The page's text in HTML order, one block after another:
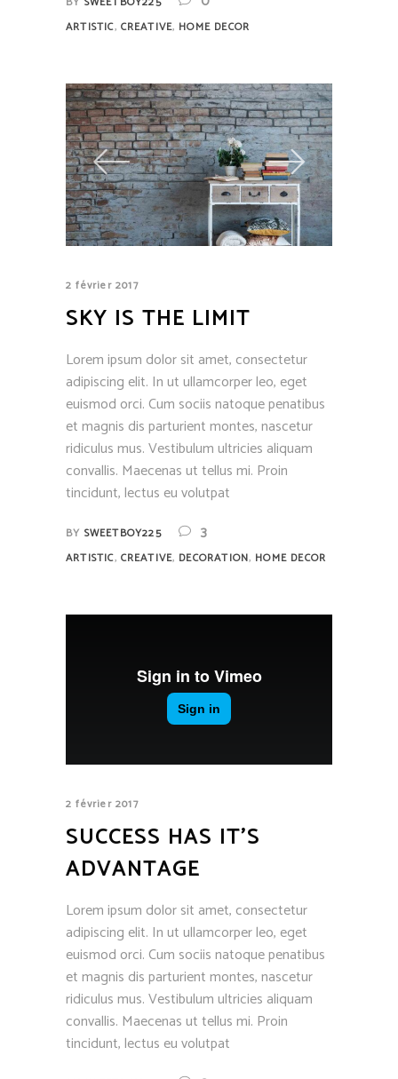
ARTISTIC, CREATIVE, HOME DECOR
2 février 2017
SKY IS THE LIMIT
Lorem ipsum dolor sit amet, consectetur
adipiscing elit. In ut ullamcorper leo, eget
euismod orci. Cum sociis natoque penatibus
et magnis dis parturient montes, nascetur
ridiculus mus. Vestibulum ultricies aliquam
convallis. Maecenas ut tellus mi. Proin
tincidunt, lectus eu volutpat
BY SWEETBOY225 3
ARTISTIC, CREATIVE, DECORATION, HOME DECOR
2 février 2017
SUCCESS HAS IT’S
ADVANTAGE
Lorem ipsum dolor sit amet, consectetur
adipiscing elit. In ut ullamcorper leo, eget
euismod orci. Cum sociis natoque penatibus
et magnis dis parturient montes, nascetur
ridiculus mus. Vestibulum ultricies aliquam
convallis. Maecenas ut tellus mi. Proin
tincidunt, lectus eu volutpat